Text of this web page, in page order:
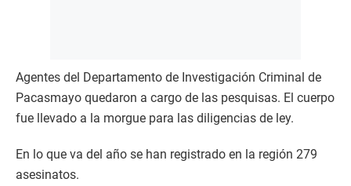
Agentes del Departamento de Investigación Criminal de
Pacasmayo quedaron a cargo de las pesquisas. El cuerpo
fue llevado a la morgue para las diligencias de ley.
En lo que va del año se han registrado en la región 279
asesinatos.